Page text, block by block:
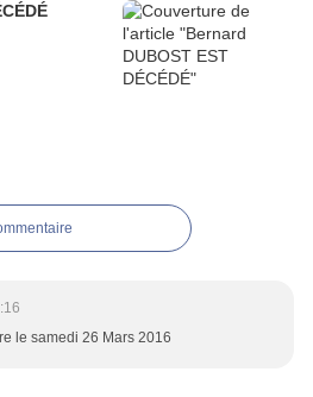
le samedi 26 Mars 2016